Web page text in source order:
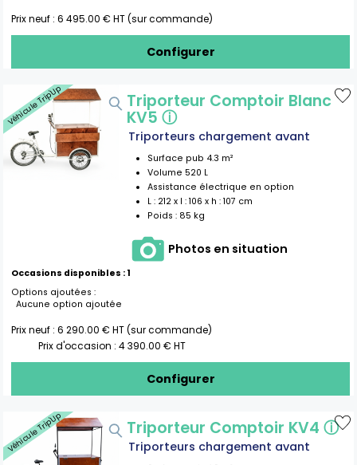
Prix neuf :6 495.00 € HT (sur commande)
Configurer
Véhicule Trip'Up Triporteur Comptoir Blanc
KV5 ⓘ
Triporteurs chargement avant
Surface pub 4.3 m²
Volume 520 L
Assistance électrique en option
L : 212 x l :106 x h :107 cm
Poids : 85 kg
Photos en situation
Occasions disponibles : 1
Options ajoutées :
Aucune option ajoutée
Prix neuf :6 290.00 € HT (sur commande)
Prix d'occasion : 4 390.00 € HT
Configurer
Véhicule Trip'Up Triporteur Comptoir KV4 ⓘ
Triporteurs chargement avant